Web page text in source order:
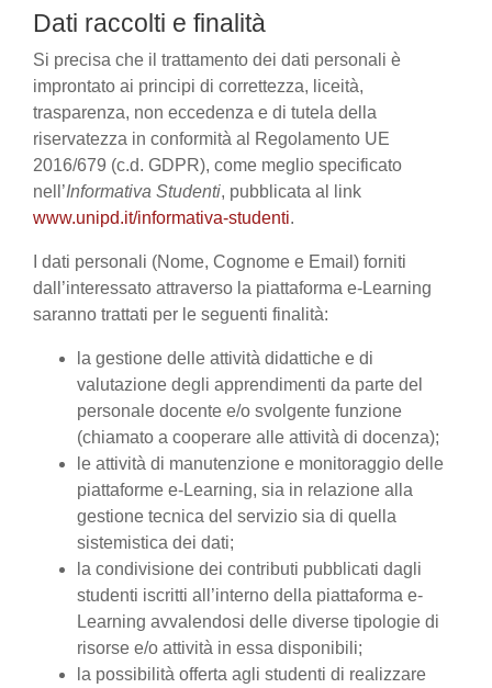
Dati raccolti e finalità
Si precisa che il trattamento dei dati personali è
improntato ai principi di correttezza, liceità,
trasparenza, non eccedenza e di tutela della
riservatezza in conformità al Regolamento UE
2016/679 (c.d. GDPR), come meglio specificato
nell’Informativa Studenti, pubblicata al link
www.unipd.it/informativa-studenti.
I dati personali (Nome, Cognome e Email) forniti
dall’interessato attraverso la piattaforma e-Learning
saranno trattati per le seguenti finalità:
la gestione delle attività didattiche e di
valutazione degli apprendimenti da parte del
personale docente e/o svolgente funzione
(chiamato a cooperare alle attività di docenza);
le attività di manutenzione e monitoraggio delle
piattaforme e-Learning, sia in relazione alla
gestione tecnica del servizio sia di quella
sistemistica dei dati;
la condivisione dei contributi pubblicati dagli
studenti iscritti all’interno della piattaforma e-
Learning avvalendosi delle diverse tipologie di
risorse e/o attività in essa disponibili;
la possibilità offerta agli studenti di realizzare